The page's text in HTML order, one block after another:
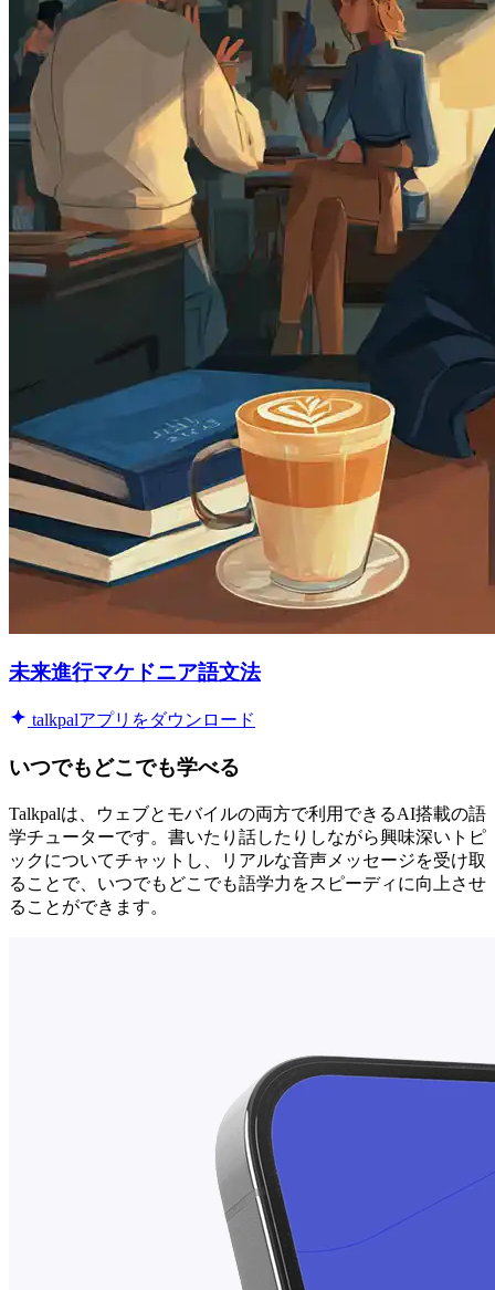
未来進行マケドニア語文法
talkpalアプリをダウンロード
いつでもどこでも学べる
Talkpalは、ウェブとモバイルの両方で利用できるAI搭載の語
学チューターです。書いたり話したりしながら興味深いトピ
ックについてチャットし、リアルな音声メッセージを受け取
ることで、いつでもどこでも語学力をスピーディに向上させ
ることができます。